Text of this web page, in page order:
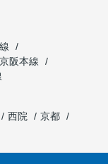
京阪本線
西院
京都